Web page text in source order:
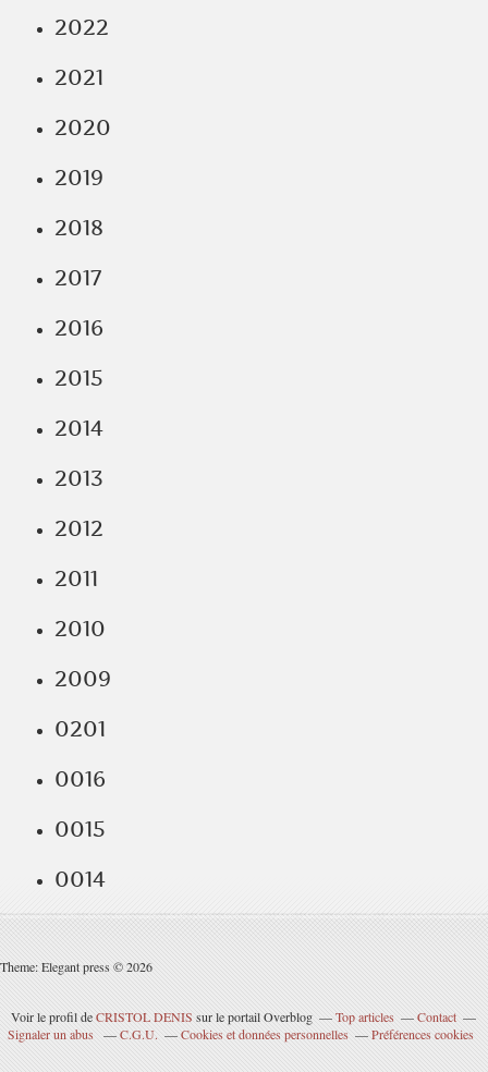
2022
2021
2020
2019
2018
2017
2016
2015
2014
2013
2012
2011
2010
2009
0201
0016
0015
0014
Theme: Elegant press © 2026
Voir le profil deCRISTOL DENIS sur le portail Overblog Top articles
Contact
Signaler un abus
C.G.U. Cookies et données personnelles Préférences cookies